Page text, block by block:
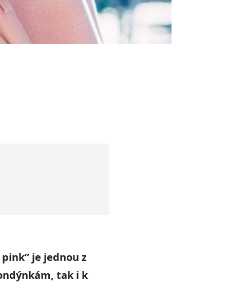
Trendy
je jednou z
tak i k